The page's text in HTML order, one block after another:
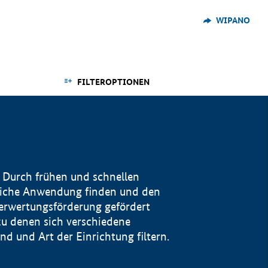
WIPANO
FILTEROPTIONEN
frühen und schnellen
Anwendung finden und den
gefördert
denen sich verschiedene
und Art der Einrichtung filtern.